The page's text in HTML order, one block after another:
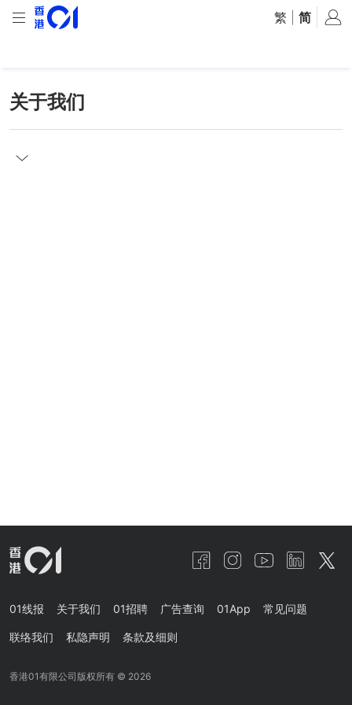
繁 简
关于我们
01线报 关于我们 01招聘 广告查询 01App 常见问题
联络我们 私隐声明 条款及细则
香港01有限公司版权所有 © 2026